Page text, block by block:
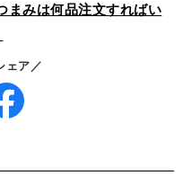
まみは何品注文すればい
ェア／